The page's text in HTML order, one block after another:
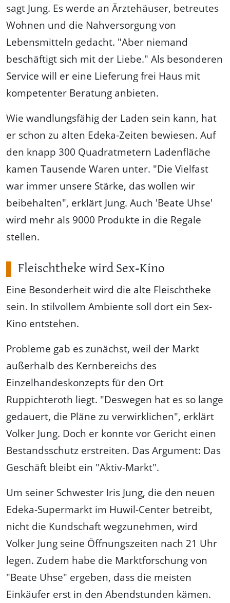
sagt Jung. Es werde an Ärztehäuser, betreutes
Wohnen und die Nahversorgung von
Lebensmitteln gedacht. "Aber niemand
beschäftigt sich mit der Liebe." Als besonderen
Service will er eine Lieferung frei Haus mit
kompetenter Beratung anbieten.
Wie wandlungsfähig der Laden sein kann, hat
er schon zu alten Edeka-Zeiten bewiesen. Auf
den knapp 300 Quadratmetern Ladenfläche
kamen Tausende Waren unter. "Die Vielfast
war immer unsere Stärke, das wollen wir
beibehalten", erklärt Jung. Auch 'Beate Uhse'
wird mehr als 9000 Produkte in die Regale
stellen.
Fleischtheke wird Sex-Kino
Eine Besonderheit wird die alte Fleischtheke
sein. In stilvollem Ambiente soll dort ein Sex-
Kino entstehen.
Probleme gab es zunächst, weil der Markt
außerhalb des Kernbereichs des
Einzelhandeskonzepts für den Ort
Ruppichteroth liegt. "Deswegen hat es so lange
gedauert, die Pläne zu verwirklichen", erklärt
Volker Jung. Doch er konnte vor Gericht einen
Bestandsschutz erstreiten. Das Argument: Das
Geschäft bleibt ein "Aktiv-Markt".
Um seiner Schwester Iris Jung, die den neuen
Edeka-Supermarkt im Huwil-Center betreibt,
nicht die Kundschaft wegzunehmen, wird
Volker Jung seine Öffnungszeiten nach 21 Uhr
legen. Zudem habe die Marktforschung von
"Beate Uhse" ergeben, dass die meisten
Einkäufer erst in den Abendstunden kämen.